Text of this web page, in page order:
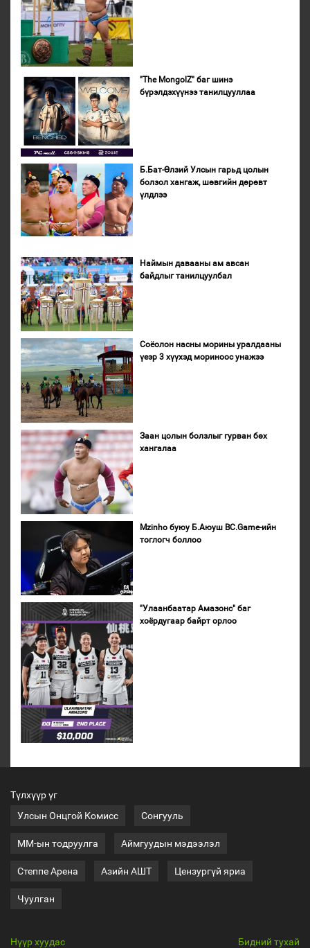
"The MongolZ" баг шинэ
бүрэлдэхүүнээ танилцууллаа
Б.Бат-Өлзий Улсын гарьд цолын
болзол хангаж, шөвгийн дөрөвт
үлдлээ
Наймын давааны ам авсан
байдлыг танилцуулбал
Соёолон насны морины уралдааны
үеэр 3 хүүхэд мориноос унажээ
Заан цолын болзлыг гурван бөх
хангалаа
Mzinho буюу Б.Аюуш BC.Game-ийн
тоглогч боллоо
"Улаанбаатар Амазонс" баг
хоёрдугаар байрт орлоо
Түлхүүр үг
Улсын Онцгой Комисс
Сонгууль
ММ-ын тодруулга Аймгуудын мэдээлэл
Степпе Арена Азийн АШТ Цензургүй яриа
Чуулган
Нүүр хуудас Бидний тухай